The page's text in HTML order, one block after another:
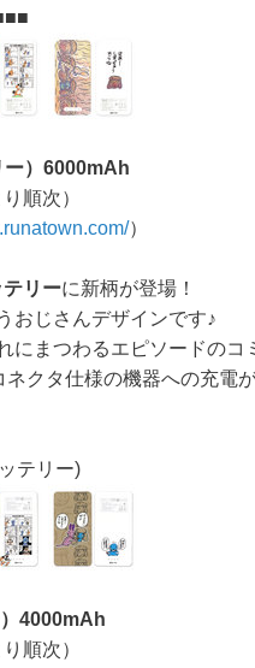
ー）6000mAh
順次）
）
リーに新柄が登場！
おじさんデザインです♪
まつわるエピソードのコ
クタ仕様の機器への充電が
テリー)
4000mAh
順次）